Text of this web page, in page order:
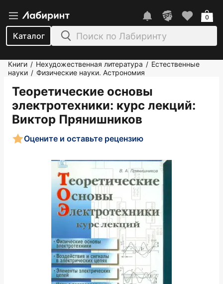
Каталог
0
Книги / Нехудожественная литература / Естественные
науки / Физические науки. Астрономия
Теоретические основы
электротехники: курс лекций:
Виктор Прянишников
Оцените и оставьте рецензию